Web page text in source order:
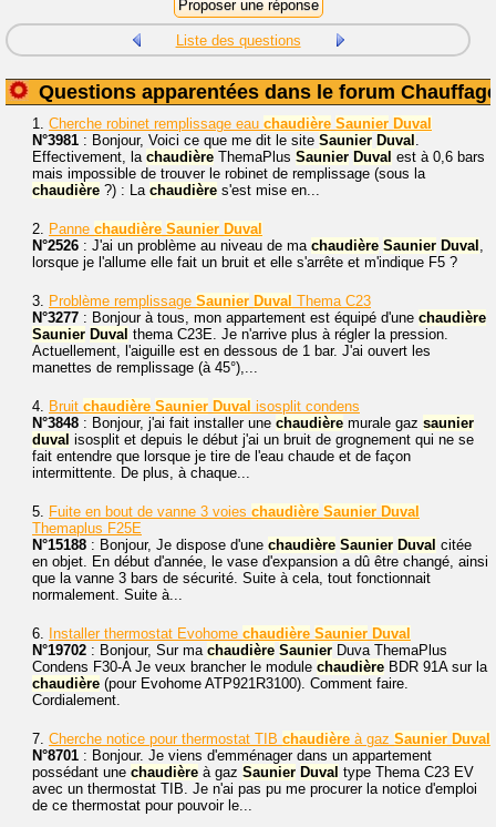
Liste des questions
Questions apparentées dans le forum
1. Cherche robinet remplissage eau chaudière Saunier Duval
N°3981 : Bonjour, Voici ce que me dit le site Saunier Duval .
Effectivement, la chaudière ThemaPlus Saunier Duval est à 0,6 bars
mais impossible de trouver le robinet de remplissage (sous la
chaudière ?) : La chaudière s'est mise en...
2. Panne chaudière Saunier Duval
N°2526 : J'ai un problème au niveau de ma chaudière Saunier Duval ,
lorsque je l'allume elle fait un bruit et elle s'arrête et m'indique F5 ?
3. Problème remplissage Saunier Duval Thema C23
N°3277 : Bonjour à tous, mon appartement est équipé d'une chaudière
Saunier Duval thema C23E. Je n'arrive plus à régler la pression.
Actuellement, l'aiguille est en dessous de 1 bar. J'ai ouvert les
manettes de remplissage (à 45°),...
4. Bruit chaudière Saunier Duval isosplit condens
N°3848 : Bonjour, j'ai fait installer une chaudière murale gaz saunier
duval isosplit et depuis le début j'ai un bruit de grognement qui ne se
fait entendre que lorsque je tire de l'eau chaude et de façon
intermittente. De plus, à chaque...
5. Fuite en bout de vanne 3 voies chaudière Saunier Duval
Themaplus F25E
N°15188 : Bonjour, Je dispose d'une chaudière Saunier Duval citée
en objet. En début d'année, le vase d'expansion a dû être changé, ainsi
que la vanne 3 bars de sécurité. Suite à cela, tout fonctionnait
normalement. Suite à...
6. Installer thermostat Evohome chaudière Saunier Duval
N°19702 : Bonjour, Sur ma chaudière Saunier Duva ThemaPlus
Condens F30-A Je veux brancher le module chaudière BDR 91A sur la
chaudière (pour Evohome ATP921R3100). Comment faire.
Cordialement.
7. Cherche notice pour thermostat TIB chaudière à gaz Saunier Duval
N°8701 : Bonjour. Je viens d'emménager dans un appartement
possédant une chaudière à gaz Saunier Duval type Thema C23 EV
avec un thermostat TIB. Je n'ai pas pu me procurer la notice d'emploi
de ce thermostat pour pouvoir le...